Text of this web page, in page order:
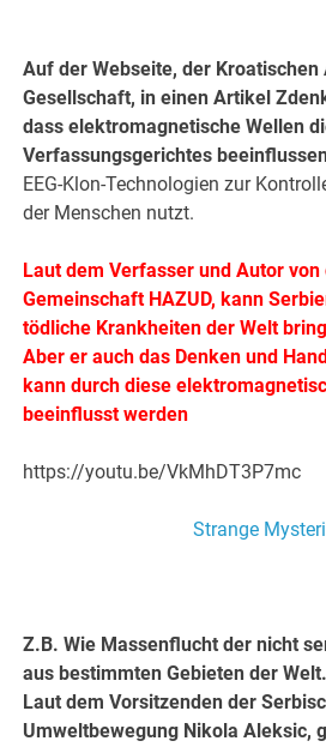
Auf der Webseite, der
Gesellschaft, in einen Artikel
dass elektromagnetische Wellen
Verfassungsgerichtes
EEG-Klon-Technologien zur
der Menschen nutzt.
Laut dem Verfasser und Autor
Gemeinschaft HAZUD, kann
tödliche Krankheiten der Welt
Aber er auch das Denken und
kann durch diese
beeinflusst werden
https://youtu.be/VkMhDT3P7mc
Strange
Z.B. Wie Massenflucht der nicht
aus bestimmten Gebieten der Welt.
Laut dem Vorsitzenden der
Umweltbewegung Nikola Aleksic,